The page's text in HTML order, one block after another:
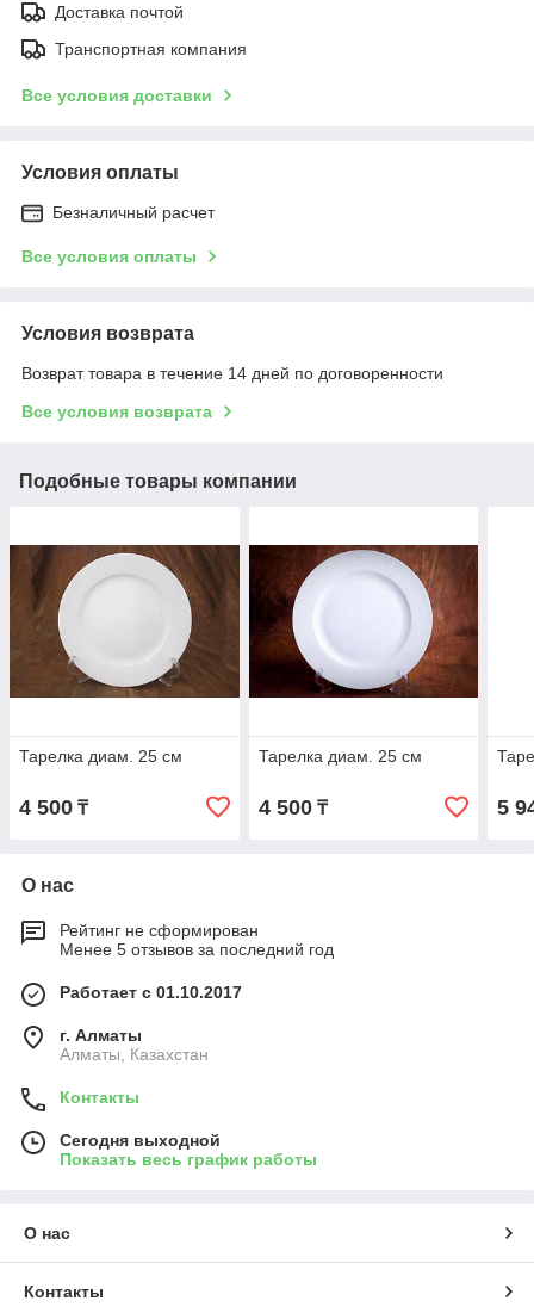
Доставка почтой
Транспортная компания
Все условия доставки
Условия оплаты
Безналичный расчет
Все условия оплаты
Условия возврата
Возврат товара в течение 14 дней по договоренности
Все условия возврата
Подобные товары компании
Тарелка диам. 25 см
4 500 ₸
Тарелка диам. 25 см
4 500₸ 5
О нас
Рейтинг не сформирован
Менее 5 отзывов за последний год
Работает с 01.10.2017
г. Алматы
Алматы, Казахстан
Контакты
Сегодня выходной
Показать весь график работы
О нас
Контакты